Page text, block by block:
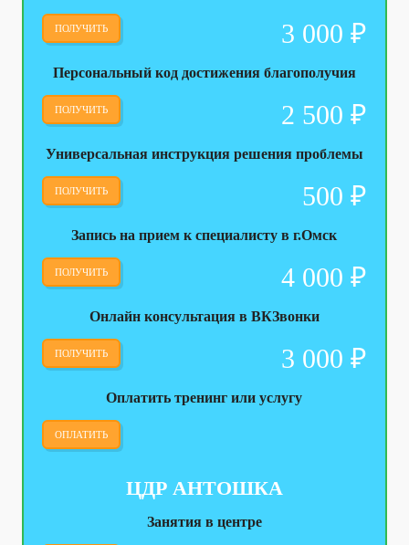
ПОЛУЧИТЬ 3 000₽
Персональный код достижения благополучия
ПОЛУЧИТЬ 2 500₽
Универсальная инструкция решения проблемы
ПОЛУЧИТЬ 500₽
Запись на прием к специалисту в г.Омск
ПОЛУЧИТЬ 4 000₽
Онлайн консультация в ВКЗвонки
ПОЛУЧИТЬ 3 000₽
Оплатить тренинг или услугу
ОПЛАТИТЬ
ЦДР АНТОШКА
Занятия в центре